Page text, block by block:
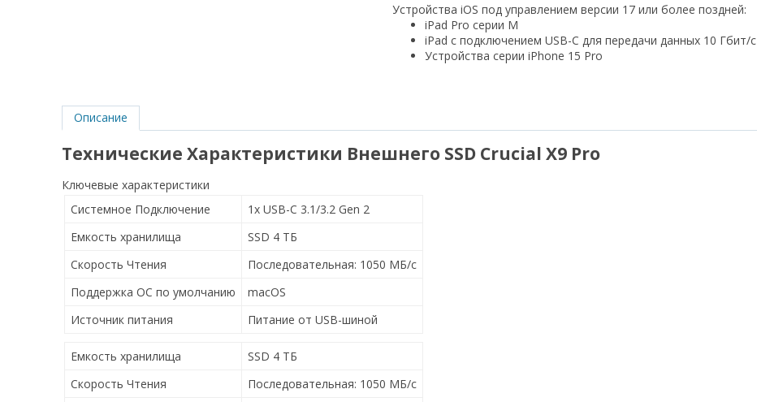
Устройства iOS под управлением версии 17 или более поздней:
iPad Pro серии M
iPad с подключением USB-C для передачи данных 10 Гбит/с
Устройства серии iPhone 15 Pro
Описание
Технические Характеристики Внешнего SSD Crucial X9 Pro
Ключевые характеристики
Системное Подключение
1x USB-C 3.1/3.2 Gen 2
Емкость хранилища
SSD 4 ТБ
Скорость Чтения
Последовательная: 1050 МБ/с
Поддержка ОС по умолчанию
macOS
Источник питания
Питание от USB-шиной
Емкость хранилища
SSD 4 ТБ
Скорость Чтения
Последовательная: 1050 МБ/с